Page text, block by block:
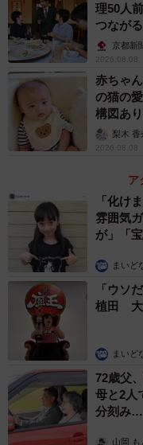
かったみたいなので力
強そうな感じでさらに
ーー普段の猫さんはど
はちやさん「毎日、
つも負けてます」
ーー猫さんの、特にか
でしょうか？
はちやさん「可愛い瞬
前を呼ぶと返事してく
所まで誘導してくれ
て寝てる時。毎日見
ーー特にかわいい瞬間
理50人
つなが
京都新
2026.08.08
赤ちゃ
の猫の
構図あ
梨木 香
2026.08.08
ア
「化け
雰囲気
が」「
まいど
「ウソ
植田 大
まいど
72歳父
母と2人
分刻み…
山岡 も